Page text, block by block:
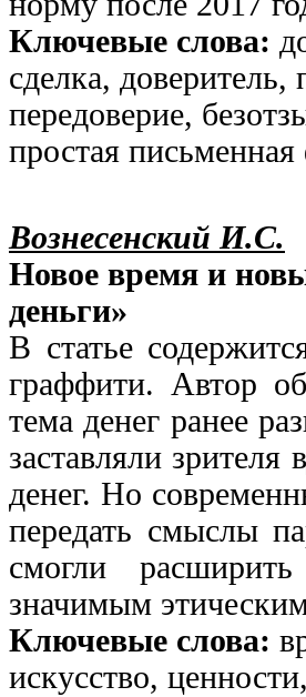
Ключевые слова:
сделка,
передоверие,
простая
Вознесенский И.С.
Новое время и
деньги»
В статье
граффити. Автор
тема денег ранее
заставляли
денег. Но
передать смыслы
смогли
значимым
Ключевые слова:
искусство,